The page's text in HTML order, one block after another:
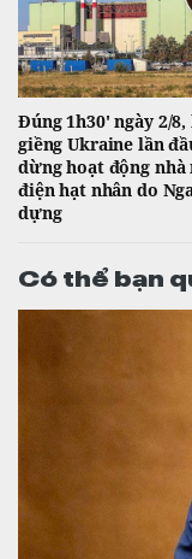
Đúng 1h30' ngày 2/8,
giềng Ukraine lần
dừng hoạt động nhà
điện hạt nhân do
dựng
Có thể bạn